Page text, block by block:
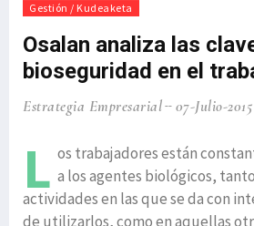
Gestión / Kudeaketa
Osalan analiza las
bioseguridad en el
Estrategia Empresarial 07-Julio-2015
L os trabajadores están
a los agentes biológicos,
actividades en las que se da con
de utilizarlos, como en aquellas